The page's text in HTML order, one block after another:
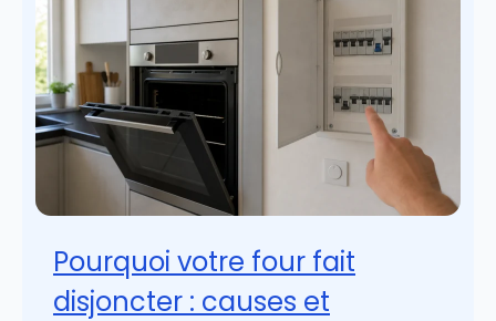
Pourquoi votre four fait
disjoncter : causes et